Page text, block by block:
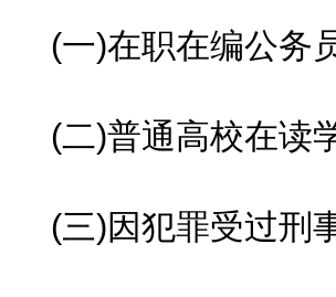
(一)在职在编公务
(二)普通高校在读
(三)因犯罪受过刑事